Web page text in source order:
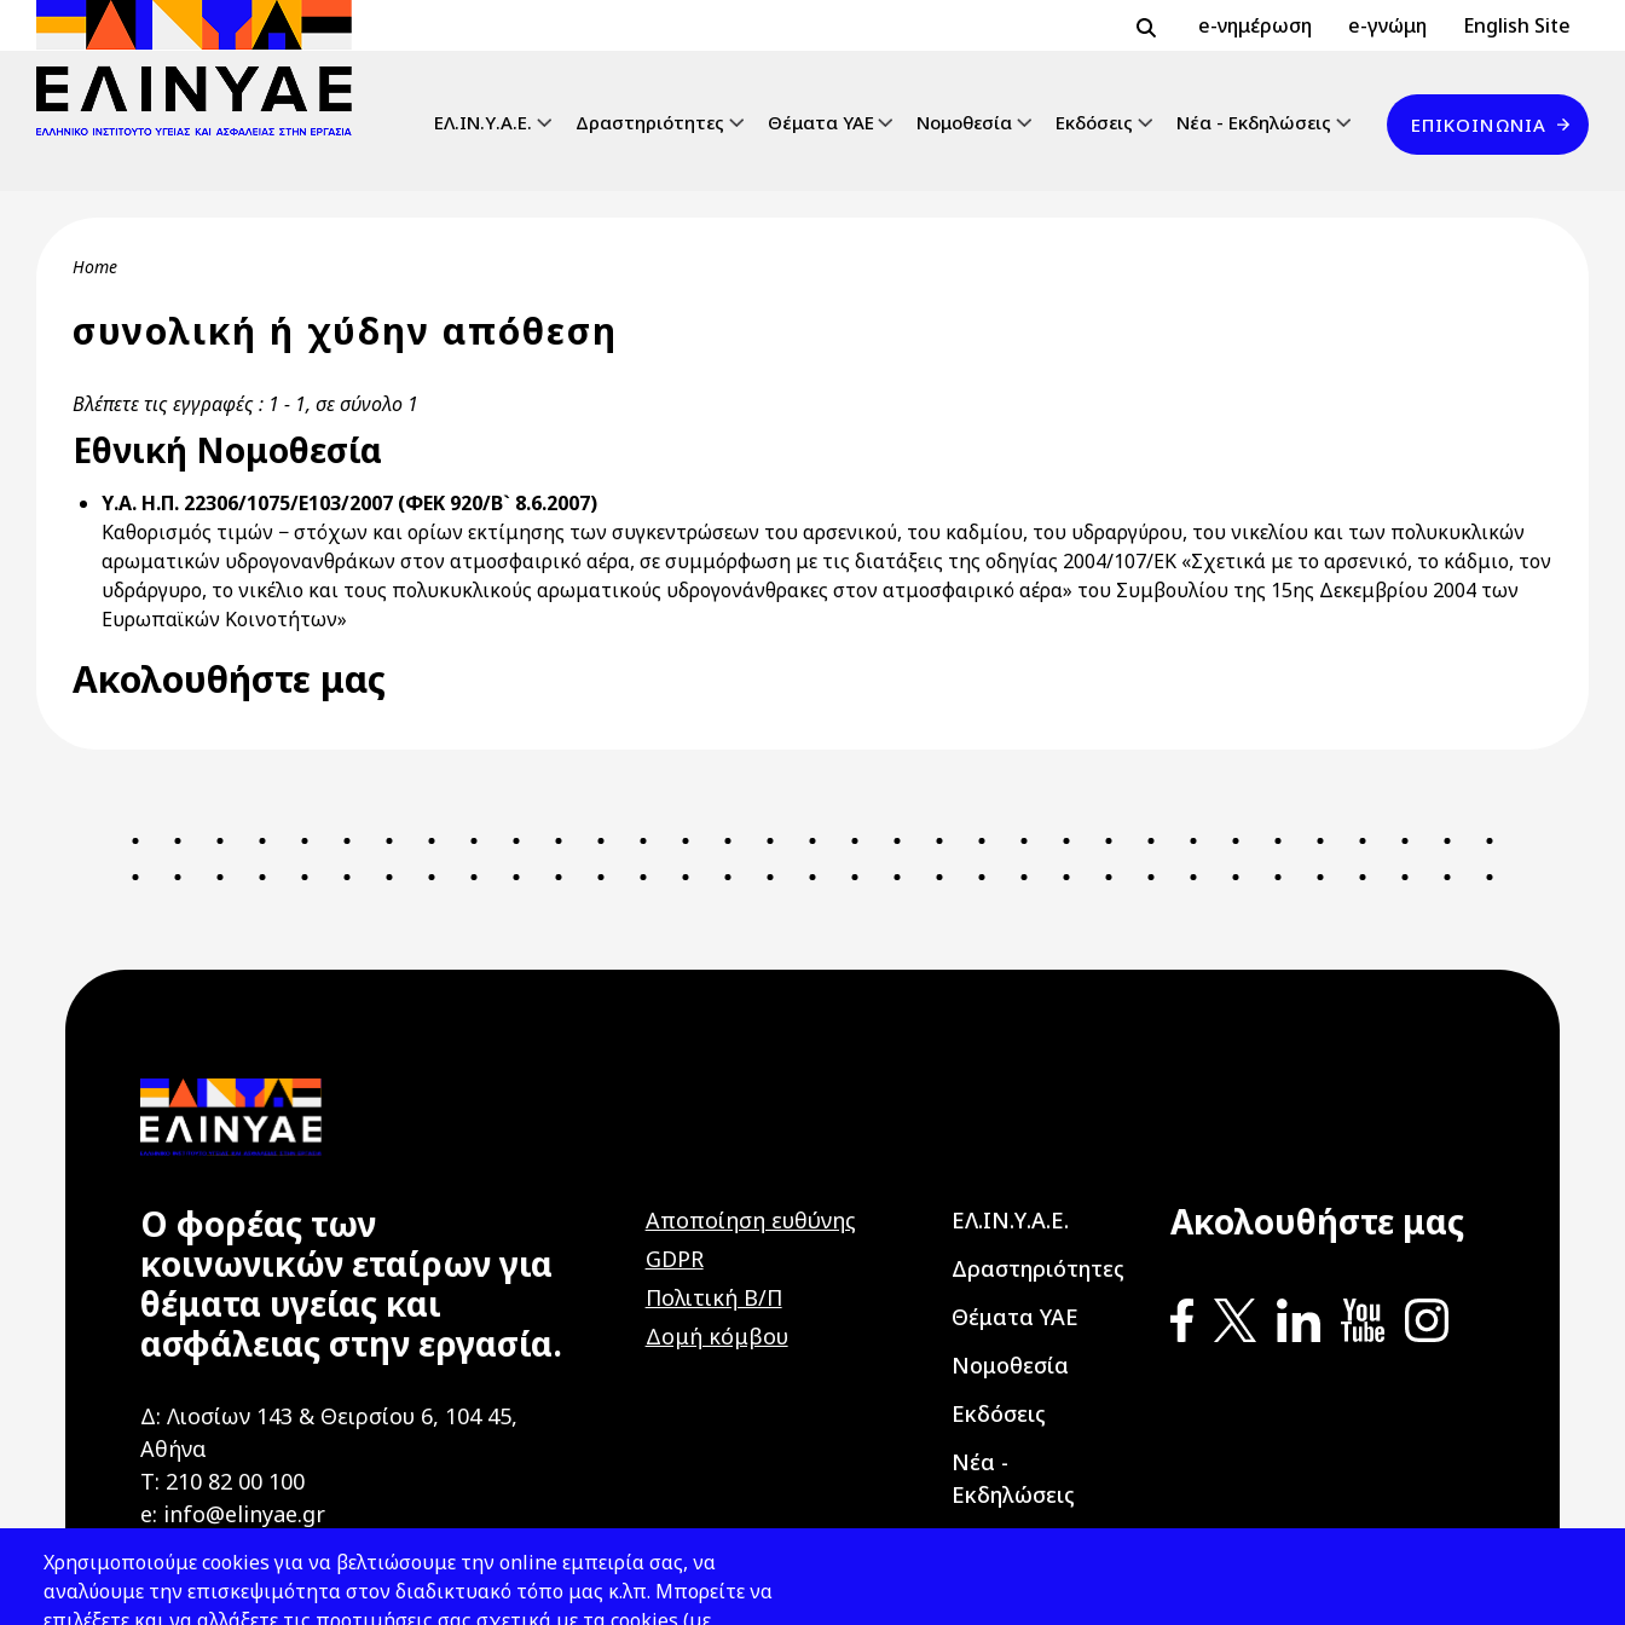
Skip to main content Header Top 2
e-νημέρωση e-γνώμη Header Top
English Site
ΕΛ.ΙΝ.Υ.Α.Ε. Δραστηριότητες Θέματα ΥΑΕ Νομοθεσία Εκδόσεις Νέα - Εκδηλώσεις
Επικοινωνία
ΕΠΙΚΟΙΝΩΝΊΑ
Breadcrumb
Home
συνολική ή χύδην απόθεση
Βλέπετε τις εγγραφές : 1 - 1, σε σύνολο 1
Εθνική Νομοθεσία
Υ.Α. Η.Π. 22306/1075/Ε103/2007 (ΦΕΚ 920/Β` 8.6.2007)
Καθορισμός τιμών − στόχων και ορίων εκτίμησης των συγκεντρώσεων του αρσενικού, του καδμίου, του υδραργύρου, του νικελίου και των πολυκυκλικών
αρωματικών υδρογονανθράκων στον ατμοσφαιρικό αέρα, σε συμμόρφωση με τις διατάξεις της οδηγίας 2004/107/ΕΚ «Σχετικά με το αρσενικό, το κάδμιο, τον
υδράργυρο, το νικέλιο και τους πολυκυκλικούς αρωματικούς υδρογονάνθρακες στον ατμοσφαιρικό αέρα» του Συμβουλίου της 15ης Δεκεμβρίου 2004 των
Ευρωπαϊκών Κοινοτήτων»
Ακολουθήστε μας
Ο φορέας των
κοινωνικών εταίρων για
θέματα υγείας και
ασφάλειας στην εργασία.
Δ: Λιοσίων 143 & Θειρσίου 6, 104 45,
Αθήνα
T: 210 82 00 100
e: info@elinyae.gr
Αποποίηση ευθύνης
GDPR
Πολιτική Β/Π
Δομή κόμβου
Main navigation
ΕΛ.ΙΝ.Υ.Α.Ε.
Δραστηριότητες
Θέματα ΥΑΕ
Νομοθεσία
Εκδόσεις
Νέα -
Εκδηλώσεις
Ακολουθήστε μας
Χρησιμοποιούμε cookies για να βελτιώσουμε την online εμπειρία σας, να
αναλύουμε την επισκεψιμότητα στον διαδικτυακό τόπο μας κ.λπ. Μπορείτε να